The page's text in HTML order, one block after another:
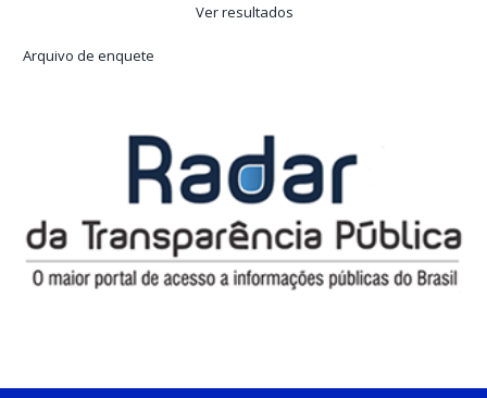
Ver resultados
Arquivo de enquete